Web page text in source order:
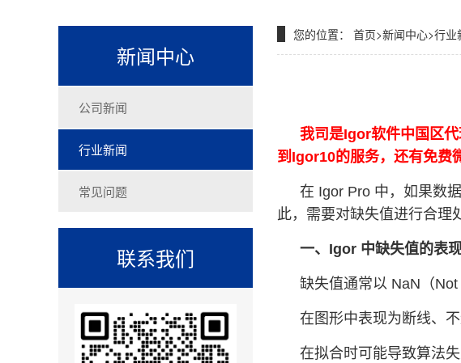
新闻中心
公司新闻
行业新闻
常见问题
联系我们
您的位置： 首页>新闻中心>行业
我司是Igor软件中国区
到Igor10的服务，还有免费
在 Igor Pro 中，如果数
此，需要对缺失值进行合理
一、Igor 中缺失值的表
缺失值通常以 NaN（Not
在图形中表现为断线、不
在拟合时可能导致算法失